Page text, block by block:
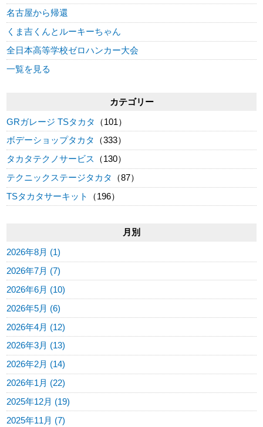
名古屋から帰還
くま吉くんとルーキーちゃん
全日本高等学校ゼロハンカー大会
一覧を見る
カテゴリー
GRガレージ TSタカタ
（101）
ボデーショップタカタ
（333）
タカタテクノサービス
（130）
テクニックステージタカタ
（87）
TSタカタサーキット
（196）
月別
2026年8月 (1)
2026年7月 (7)
2026年6月 (10)
2026年5月 (6)
2026年4月 (12)
2026年3月 (13)
2026年2月 (14)
2026年1月 (22)
2025年12月 (19)
2025年11月 (7)